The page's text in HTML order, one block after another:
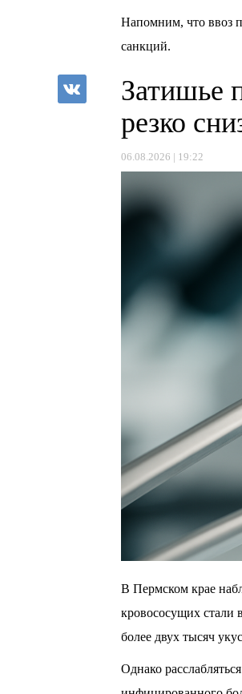
Напомним, что ввоз
санкций.
Затишье
резко
06.08.2026 | 19:22
В Пермском крае
кровососущих стали
более двух тысяч
Однако